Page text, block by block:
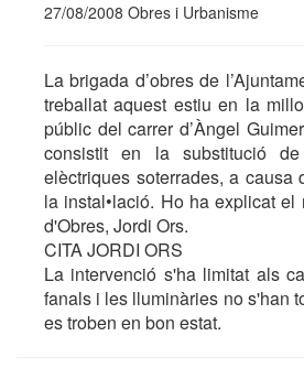
27/08/2008 Obres i Urbanisme
La brigada d’obres de
treballat aquest estiu en la
públic del carrer d’Àngel
consistit en la substitució
elèctriques soterrades, a causa
la instal•lació. Ho ha explicat
d'Obres, Jordi Ors.
CITA JORDI ORS
La intervenció s'ha limitat als
fanals i les lluminàries no s'han
es troben en bon estat.